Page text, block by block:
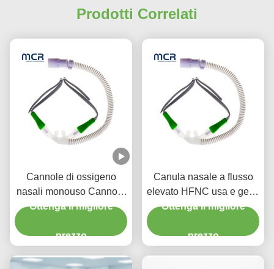
Prodotti Correlati
Cannole di ossigeno
nasali monouso Cannole
nasali ad alto flusso per
Ottenga il migliore
prezzo
Canula nasale a flusso
elevato HFNC usa e getta
per adulti e bambini
Ottenga il migliore
prezzo